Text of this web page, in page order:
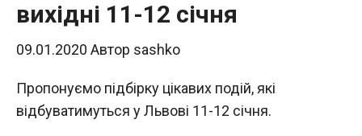
вихідні 11-12 січня
09.01.2020 Автор sashko
Пропонуємо підбірку цікавих подій, які
відбуватимуться у Львові 11-12 січня.